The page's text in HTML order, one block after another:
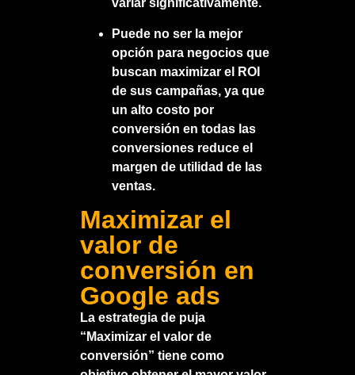
variar significativamente.
Puede no ser la mejor
opción para negocios que
buscan maximizar el ROI
de sus campañas, ya que
un alto costo por
conversión en todas las
conversiones reduce el
margen de utilidad de las
ventas.
Maximizar el
valor de
conversión en
Google ads
La estrategia de puja
“Maximizar el valor de
conversión” tiene como